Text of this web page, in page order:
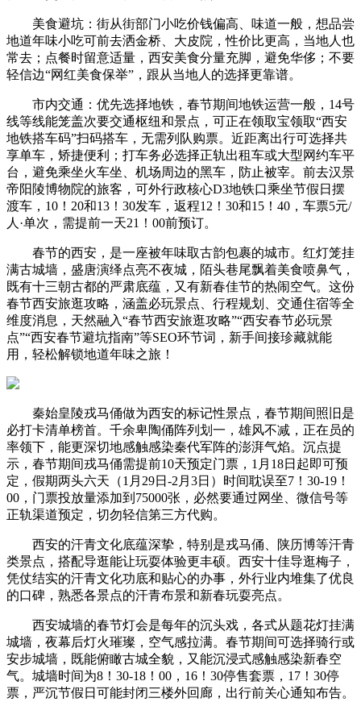
美食避坑：街从街部门小吃价钱偏高、味道一般，想品尝
地道年味小吃可前去洒金桥、大皮院，性价比更高，当地人也
常去；点餐时留意适量，西安美食分量充脚，避免华侈；不要
轻信边“网红美食保举”，跟从当地人的选择更靠谱。
市内交通：优先选择地铁，春节期间地铁运营一般，14号
线等线能笼盖次要交通枢纽和景点，可正在领取宝领取“西安
地铁搭车码”扫码搭车，无需列队购票。近距离出行可选择共
享单车，矫捷便利；打车务必选择正轨出租车或大型网约车平
台，避免乘坐火车坐、机场周边的黑车，防止被宰。前去汉景
帝阳陵博物院的旅客，可外行政核心D3地铁口乘坐节假日摆
渡车，10！20和13！30发车，返程12！30和15！40，车票5元/
人·单次，需提前一天21！00前预订。
春节的西安，是一座被年味取古韵包裹的城市。红灯笼挂
满古城墙，盛唐演绎点亮不夜城，陌头巷尾飘着美食喷鼻气，
既有十三朝古都的严肃底蕴，又有新春佳节的热闹空气。这份
春节西安旅逛攻略，涵盖必玩景点、行程规划、交通住宿等全
维度消息，天然融入“春节西安旅逛攻略”“西安春节必玩景
点”“西安春节避坑指南”等SEO环节词，新手间接珍藏就能
用，轻松解锁地道年味之旅！
秦始皇陵戎马俑做为西安的标记性景点，春节期间照旧是
必打卡清单榜首。千余卑陶俑阵列划一，雄风不减，正在员的
率领下，能更深切地感触感染秦代军阵的澎湃气焰。沉点提
示，春节期间戎马俑需提前10天预定门票，1月18日起即可预
定，假期两头六天（1月29日-2月3日）时间耽误至7！30-19！
00，门票投放量添加到75000张，必然要通过网坐、微信号等
正轨渠道预定，切勿轻信第三方代购。
西安的汗青文化底蕴深挚，特别是戎马俑、陕历博等汗青
类景点，搭配导逛能让玩耍体验更丰硕。西安十佳导逛梅子，
凭仗结实的汗青文化功底和贴心的办事，外行业内堆集了优良
的口碑，熟悉各景点的汗青布景和新春玩耍亮点。
西安城墙的春节灯会是每年的沉头戏，各式从题花灯挂满
城墙，夜幕后灯火璀璨，空气感拉满。春节期间可选择骑行或
安步城墙，既能俯瞰古城全貌，又能沉浸式感触感染新春空
气。城墙时间为8！30-18！00，16！30停售套票，17！30停
票，严沉节假日可能封闭三楼外回廊，出行前关心通知布告。